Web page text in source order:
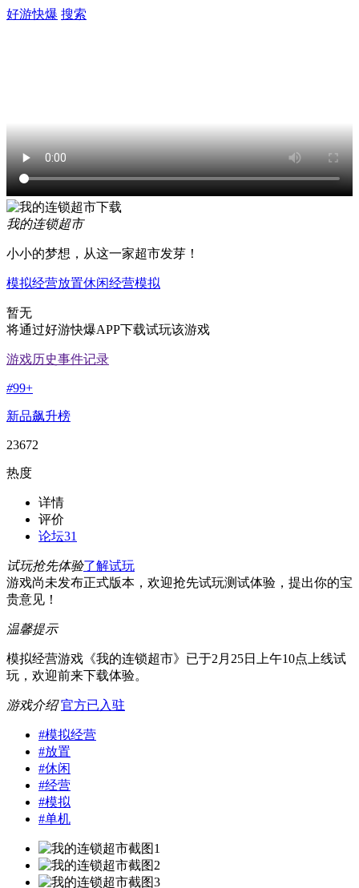
好游快爆 搜索
我的连锁超市
小小的梦想，从这一家超市发芽！
模拟经营放置休闲经营模拟
暂无
将通过好游快爆APP下载试玩该游戏
游戏历史事件记录
#99+
新品飙升榜
23672
热度
详情
评价
论坛31
试玩抢先体验了解试玩
游戏尚未发布正式版本，欢迎抢先试玩测试体验，提出你的宝
贵意见！
温馨提示
模拟经营游戏《我的连锁超市》已于2月25日上午10点上线试
玩，欢迎前来下载体验。
游戏介绍 官方已入驻
#模拟经营
#放置
#休闲
#经营
#模拟
#单机